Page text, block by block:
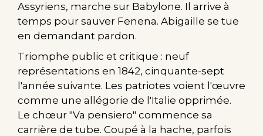
Assyriens, marche sur Babylone. Il arrive à
temps pour sauver Fenena. Abigaille se tue
en demandant pardon.
Triomphe public et critique : neuf
représentations en 1842, cinquante-sept
l'année suivante. Les patriotes voient l'œuvre
comme une allégorie de l'Italie opprimée.
Le chœur "Va pensiero" commence sa
carrière de tube. Coupé à la hache, parfois